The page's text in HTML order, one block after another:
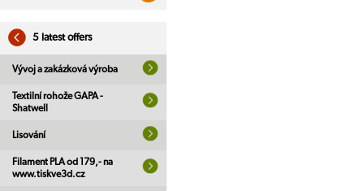
5 latest offers
Vývoj a zakázková výroba
Textilní rohože GAPA -
Shatwell
Lisování
Filament PLA od 179,- na
www.tiskve3d.cz